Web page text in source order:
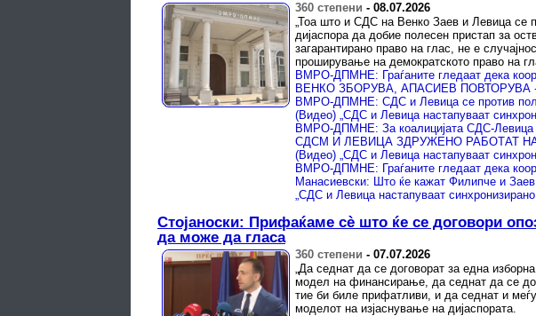
360 степени - 08.07.2026
„Тоа што и СДС на Венко Заев и Левица се
дијаспора да добие полесен пристап за
загарантирано право на глас, не е
проширување на демократското право на
Манасиевски: Што ќе кажат Филипче и
Стојаноски: Прифаќаме сè што ќе се договори
да може да гласа
360 степени - 07.07.2026
„Да седнат да се договорат за една
модел на финансирање, да седнат да се
тие би биле прифатливи, и да седнат и
моделот на изјаснување на дијаспората.